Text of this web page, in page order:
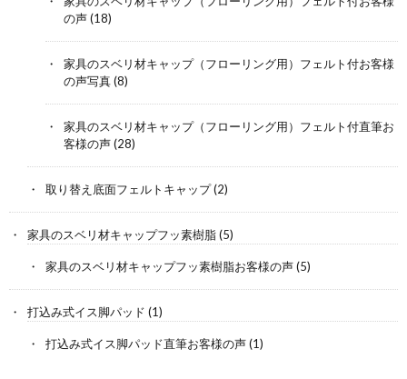
の声(18)
家具のスベリ材キャップ（フローリング用）フェルト付お客様
の声写真(8)
家具のスベリ材キャップ（フローリング用）フェルト付直筆お
客様の声(28)
取り替え底面フェルトキャップ(2)
家具のスベリ材キャップフッ素樹脂(5)
家具のスベリ材キャップフッ素樹脂お客様の声(5)
打込み式イス脚パッド (1)
打込み式イス脚パッド直筆お客様の声(1)